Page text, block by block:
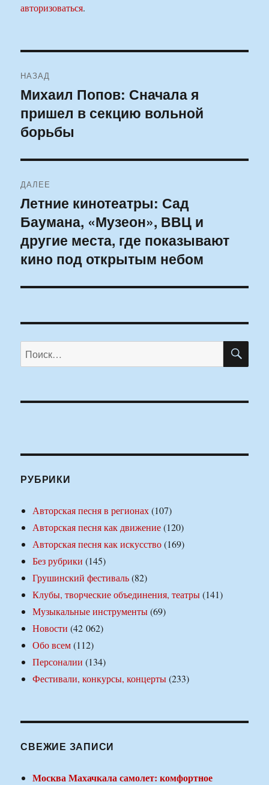
авторизоваться.
по
записям
НАЗАД
Предыдущая
запись:
Михаил Попов: Сначала я
пришел в секцию вольной
борьбы
ДАЛЕЕ
Следующая
запись:
Летние кинотеатры: Сад
Баумана, «Музеон», ВВЦ и
другие места, где показывают
кино под открытым небом
Искать:
РУБРИКИ
Авторская песня в регионах(107)
Авторская песня как движение(120)
Авторская песня как искусство(169)
Без рубрики (145)
Грушинский фестиваль(82)
Клубы, творческие объединения, театры(141)
Музыкальные инструменты(69)
Новости (42 062)
Обо всем(112)
Персоналии (134)
Фестивали, конкурсы, концерты(233)
СВЕЖИЕ ЗАПИСИ
Москва Махачкала самолет: комфортное